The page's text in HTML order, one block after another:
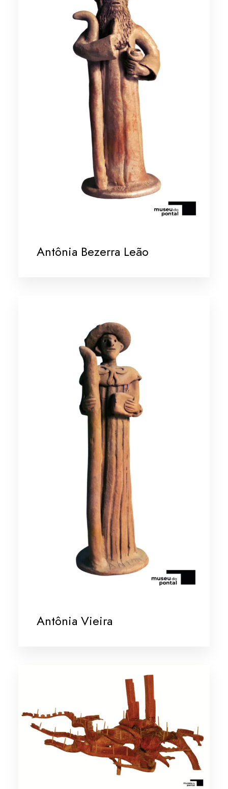
Antônia Bezerra Leão
Antônia Vieira